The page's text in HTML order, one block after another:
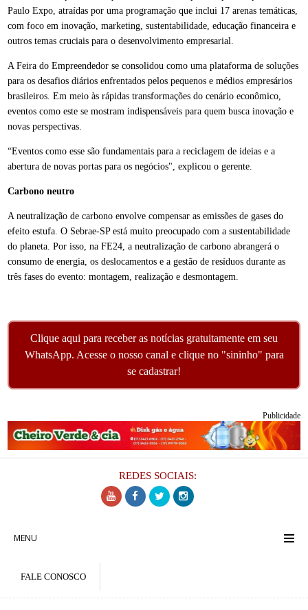
Paulo Expo, atraídas por uma programação que inclui 17 arenas temáticas,
com foco em inovação, marketing, sustentabilidade, educação financeira e
outros temas cruciais para o desenvolvimento empresarial.
A Feira do Empreendedor se consolidou como uma plataforma de soluções
para os desafios diários enfrentados pelos pequenos e médios empresários
brasileiros. Em meio às rápidas transformações do cenário econômico,
eventos como este se mostram indispensáveis para quem busca inovação e
novas perspectivas.
“Eventos como esse são fundamentais para a reciclagem de ideias e a
abertura de novas portas para os negócios", explicou o gerente.
Carbono neutro
A neutralização de carbono envolve compensar as emissões de gases do
efeito estufa. O Sebrae-SP está muito preocupado com a sustentabilidade
do planeta. Por isso, na FE24, a neutralização de carbono abrangerá o
consumo de energia, os deslocamentos e a gestão de resíduos durante as
três fases do evento: montagem, realização e desmontagem.
Clique aqui para receber as notícias gratuitamente em seu
WhatsApp. Acesse o nosso canal e clique no "sininho" para
se cadastrar!
Publicidade
REDES SOCIAIS:
MENU
FALE CONOSCO